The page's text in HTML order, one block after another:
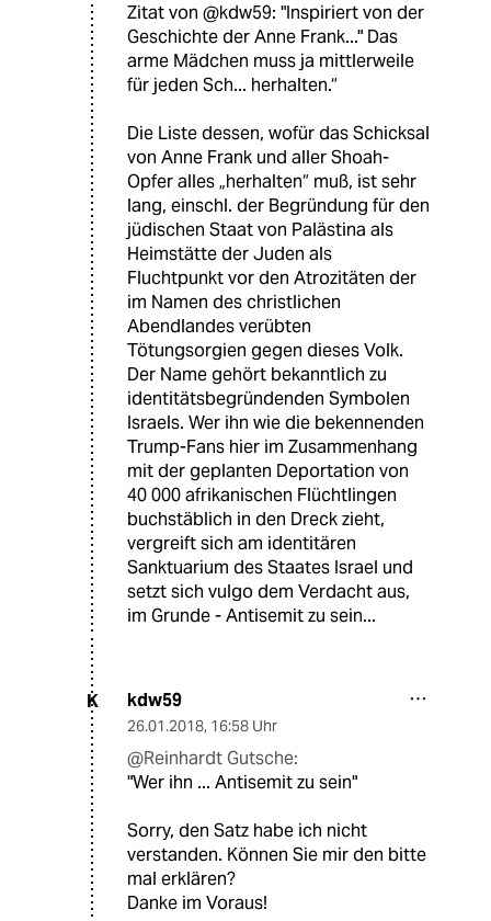
Zitat von @kdw59: "Inspiriert von der
Geschichte der Anne Frank..." Das
arme Mädchen muss ja mittlerweile
für jeden Sch... herhalten.“
Die Liste dessen, wofür das Schicksal
von Anne Frank und aller Shoah-
Opfer alles „herhalten“ muß, ist sehr
lang, einschl. der Begründung für den
jüdischen Staat von Palästina als
Heimstätte der Juden als
Fluchtpunkt vor den Atrozitäten der
im Namen des christlichen
Abendlandes verübten
Tötungsorgien gegen dieses Volk.
Der Name gehört bekanntlich zu
identitätsbegründenden Symbolen
Israels. Wer ihn wie die bekennenden
Trump-Fans hier im Zusammenhang
mit der geplanten Deportation von
40 000 afrikanischen Flüchtlingen
buchstäblich in den Dreck zieht,
vergreift sich am identitären
Sanktuarium des Staates Israel und
setzt sich vulgo dem Verdacht aus,
im Grunde - Antisemit zu sein...
K kdw59
26.01.2018, 16:58 Uhr
@Reinhardt Gutsche:
"Wer ihn ... Antisemit zu sein"
Sorry, den Satz habe ich nicht
verstanden. Können Sie mir den bitte
mal erklären?
Danke im Voraus!